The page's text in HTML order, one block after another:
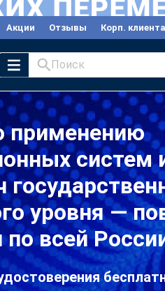
Акции Отзывы Корп.
Поиск
применению
систем
уровня —
всей